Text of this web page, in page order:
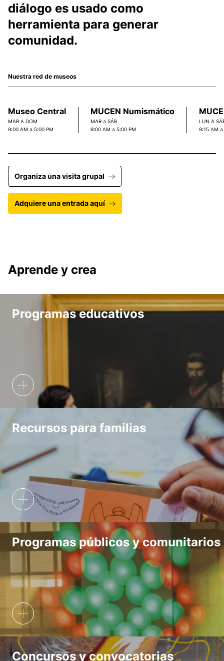
diálogo es usado como
herramienta para generar
comunidad.
Nuestra red de museos
Museo Central
MAR A DOM
9:00 AM a 5:00 PM
MUCEN Numismático
MAR a SÁB
9:00 AM a 5:00 PM
LUN A
9:15 AM
Organiza una visita grupal
Adquiere una entrada aquí
Aprende y crea
Programas educativos
Recursos para familias
Programas públicos y comunitarios
Concursos y convocatorias